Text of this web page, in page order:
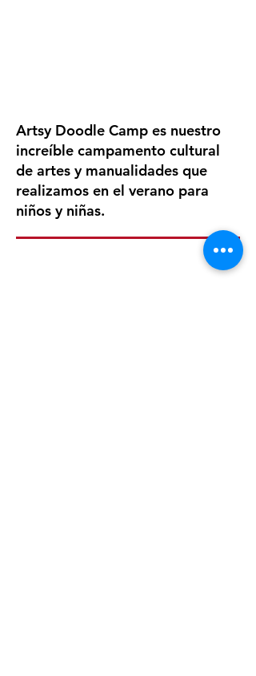
Artsy Doodle Camp es nuestro
increíble campamento cultural
de artes y manualidades que
realizamos en el verano para
niños y niñas.